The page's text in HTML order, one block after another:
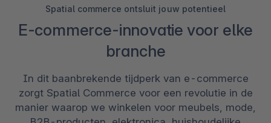
Spatial commerce ontsluit jouw potentieel
E-commerce-innovatie voor elke
branche
In dit baanbrekende tijdperk van e-commerce
zorgt Spatial Commerce voor een revolutie in de
manier waarop we winkelen voor meubels, mode,